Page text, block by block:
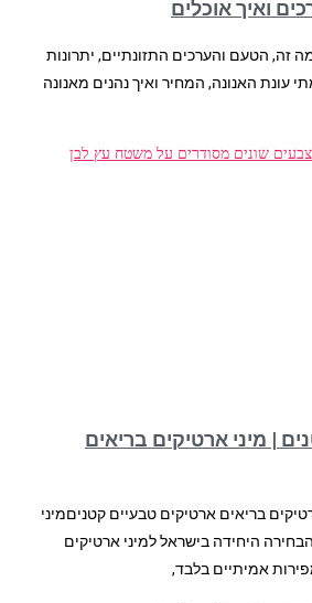
ואיך אוכלים
זה, הטעם והערכים התזונתיים, יתרונות
עונת האנונה, המחיר ואיך נהנים מאנונה
| מיני ארטיקים בריאים
בריאים ארטיקים טבעיים קטניםמיני
היחידה בישראל למיני ארטיקים
אמיתיים בלבד,